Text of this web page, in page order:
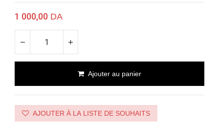
1 000,00 DA
Ajouter au panier
AJOUTER À LA LISTE DE SOUHAITS